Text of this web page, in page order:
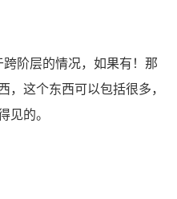
阶层的情况，如果有！那
，这个东西可以包括很多，
见的。